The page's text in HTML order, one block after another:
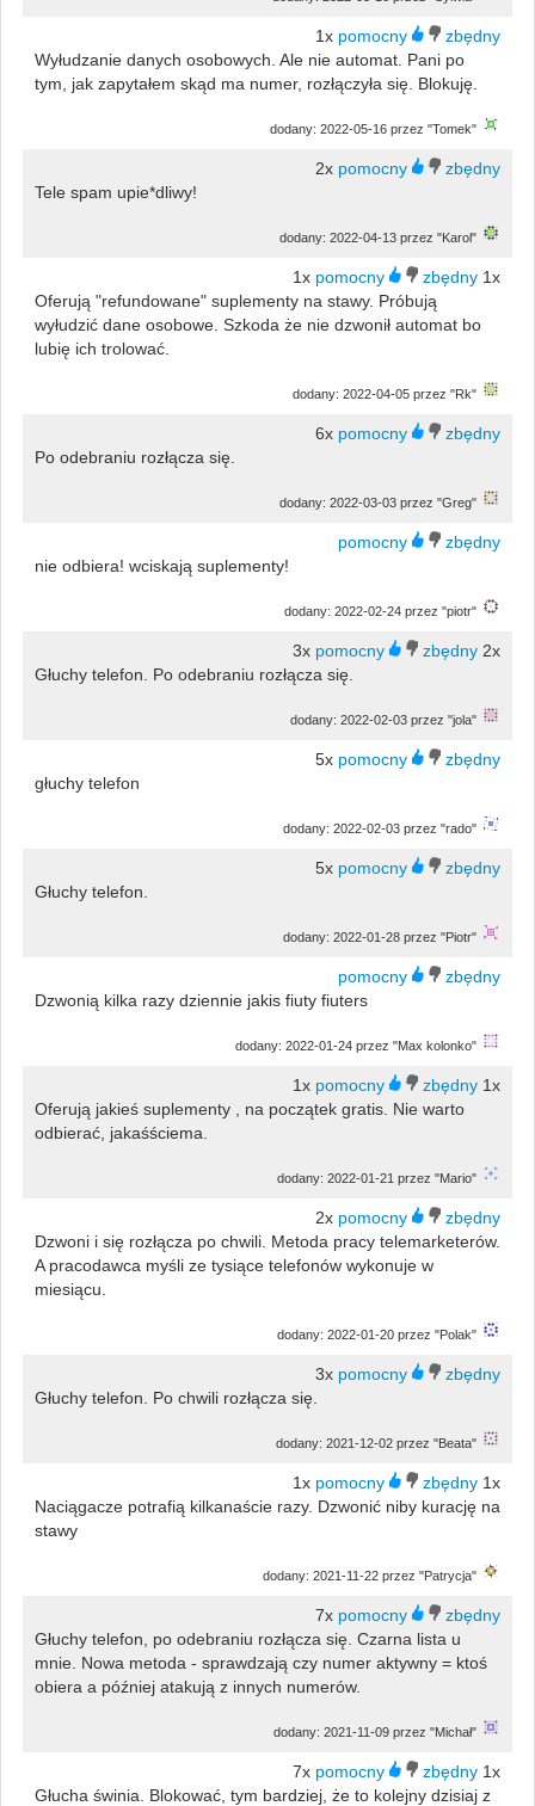
1x
Wyłudzanie danych osobowych. Ale nie automat. Pani po
tym, jak zapytałem skąd ma numer, rozłączyła się. Blokuję.
dodany: 2022-05-16 przez "Tomek"
2x
Tele spam upie*dliwy!
dodany: 2022-04-13 przez "Karol"
1x
1x
Oferują "refundowane" suplementy na stawy. Próbują
wyłudzić dane osobowe. Szkoda że nie dzwonił automat bo
lubię ich trolować.
dodany: 2022-04-05 przez "Rk"
6x
Po odebraniu rozłącza się.
dodany: 2022-03-03 przez "Greg"
nie odbiera! wciskają suplementy!
dodany: 2022-02-24 przez "piotr"
3x
2x
Głuchy telefon. Po odebraniu rozłącza się.
dodany: 2022-02-03 przez "jola"
5x
głuchy telefon
dodany: 2022-02-03 przez "rado"
5x
Głuchy telefon.
dodany: 2022-01-28 przez "Piotr"
Dzwonią kilka razy dziennie jakis fiuty fiuters
dodany: 2022-01-24 przez "Max kolonko"
1x
1x
Oferują jakieś suplementy , na początek gratis. Nie warto
odbierać, jakaśściema.
dodany: 2022-01-21 przez "Mario"
2x
Dzwoni i się rozłącza po chwili. Metoda pracy telemarketerów.
A pracodawca myśli ze tysiące telefonów wykonuje w
miesiącu.
dodany: 2022-01-20 przez "Polak"
3x
Głuchy telefon. Po chwili rozłącza się.
dodany: 2021-12-02 przez "Beata"
1x
1x
Naciągacze potrafią kilkanaście razy. Dzwonić niby kurację na
stawy
dodany: 2021-11-22 przez "Patrycja"
7x
Głuchy telefon, po odebraniu rozłącza się. Czarna lista u
mnie. Nowa metoda - sprawdzają czy numer aktywny = ktoś
obiera a później atakują z innych numerów.
dodany: 2021-11-09 przez "Michał"
7x
1x
Głucha świnia. Blokować, tym bardziej, że to kolejny dzisiaj z